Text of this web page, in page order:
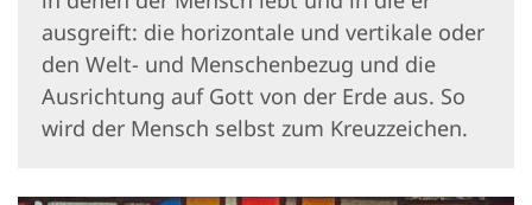
ausgreift: die horizontale und vertikale oder
den Welt- und Menschenbezug und die
Ausrichtung auf Gott von der Erde aus. So
wird der Mensch selbst zum Kreuzzeichen.